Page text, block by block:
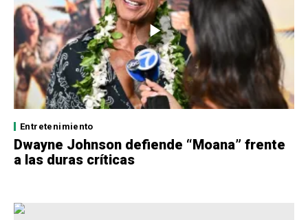
Entretenimiento
Dwayne Johnson defiende “Moana” frente
a las duras críticas